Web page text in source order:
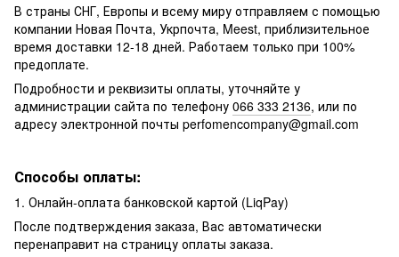
В страны СНГ, Европы и всему миру отправляем с помощью
компании Новая Почта, Укрпочта, Meest, приблизительное
время доставки 12-18 дней. Работаем только при 100%
предоплате.
Подробности и реквизиты оплаты, уточняйте у
администрации сайта по телефону 066 333 2136, или по
адресу электронной почты perfomencompany@gmail.com
Способы оплаты:
1. Онлайн-оплата банковской картой (LiqPay)
После подтверждения заказа, Вас автоматически
перенаправит на страницу оплаты заказа.